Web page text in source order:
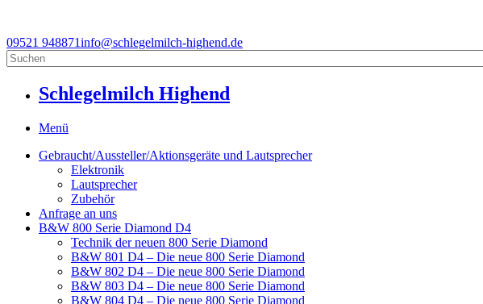
09521 948871info@schlegelmilch-highend.de
Schlegelmilch Highend
Menü
Gebraucht/Aussteller/Aktionsgeräte und Lautsprecher
Elektronik
Lautsprecher
Zubehör
Anfrage an uns
B&W 800 Serie Diamond D4
Technik der neuen 800 Serie Diamond
B&W 801 D4 – Die neue 800 Serie Diamond
B&W 802 D4 – Die neue 800 Serie Diamond
B&W 803 D4 – Die neue 800 Serie Diamond
B&W 804 D4 – Die neue 800 Serie Diamond